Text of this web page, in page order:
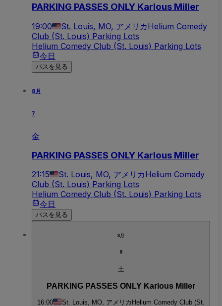
PARKING PASSES ONLY Karlous Miller
19:00 St. Louis, MO, アメリカHelium Comedy
Club (St. Louis) Parking Lots
Helium Comedy Club (St. Louis) Parking Lots
今日
パスを見る
8月
7
金
PARKING PASSES ONLY Karlous Miller
21:15 St. Louis, MO, アメリカHelium Comedy
Club (St. Louis) Parking Lots
Helium Comedy Club (St. Louis) Parking Lots
今日
パスを見る
8月
8
土
PARKING PASSES ONLY Karlous Miller
16:00 St. Louis, MO, アメリカ Helium Comedy Club (St.